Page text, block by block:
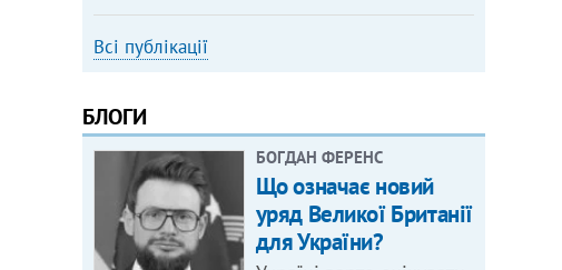
Всі публікації
БЛОГИ
БОГДАН ФЕРЕНС
Що означає новий
уряд Великої Британії
для України?